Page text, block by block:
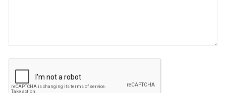
POHYBOVÉ AKTIVITY NA TÉMA LÉTO